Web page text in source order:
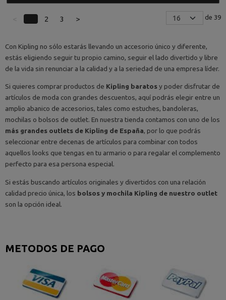
METODOS DE PAGO
2 3 > de 39
Con Kipling no sólo estarás llevando un accesorio único y diferente,
estás eligiendo seguir tu propio camino, seguir el lado divertido y libre
de la vida sin renunciar a la calidad y a la seriedad de una empresa líder.
Si quieres comprar productos de Kipling baratosy poder disfrutar de
artículos de moda con grandes descuentos, aquí podrás elegir entre un
amplio abanico de accesorios, tales como estuches, bandoleras,
mochilas o bolsos de outlet. En nuestra tienda contamos con uno de los
más grandes outlets de Kipling de España, por lo que podrás
seleccionar entre decenas de artículos para combinar con todos
aquellos looks que tengas en tu armario o para regalar el complemento
perfecto para esa persona especial.
Si estás buscando artículos originales y divertidos con una relación
calidad precio única, los bolsos y mochila Kipling de nuestro outlet
son la opción ideal.